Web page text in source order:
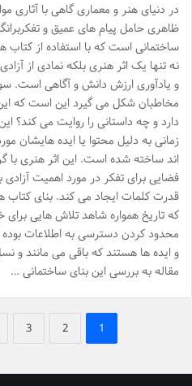
در دنیای هنر و معماری گاهی با آثاری
ظاهری حامل پیام های عمیق و
ساختمانی است که با استفاده از
نه تنها یک اثر هنری بلکه نمادی از
و یادآوری ارزش دانش و آگاهی است.
مخاطبان شکل می گیرد این است که
دارد و چه داستانی را روایت می کند؟
زمانی به دلیل محتوا یا ایده هایشان
اند ساخته شده است. این اثر هنری با
فضایی برای تفکر در مورد اهمیت
قدرت کلمات ایجاد می کند. بنای کتاب
که تاریخ همواره شاهد تلاش هایی
محدود کردن دسترسی به اطلاعات
و ایده ها هستند که باقی می مانند و
مقاله به بررسی این بنای ساختمانی …
1
2
3